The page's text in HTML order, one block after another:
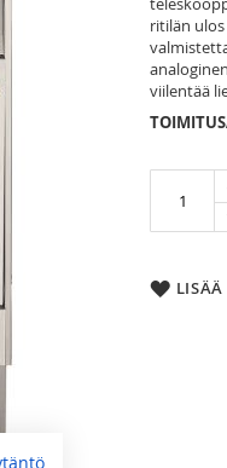
ritilän
viilentää